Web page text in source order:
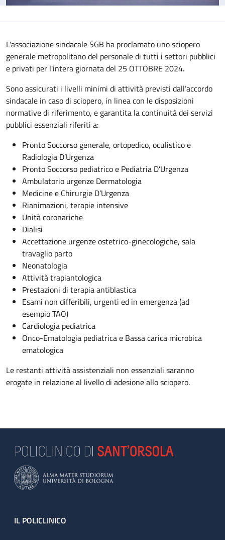
L'associazione sindacale SGB ha proclamato uno sciopero
generale metropolitano del personale di tutti i settori pubblici
e privati per l'intera giornata del 25 OTTOBRE 2024.
Sono assicurati i livelli minimi di attività previsti dall’accordo
sindacale in caso di sciopero, in linea con le disposizioni
normative di riferimento, e garantita la continuità dei servizi
pubblici essenziali riferiti a:
Pronto Soccorso generale, ortopedico, oculistico e
Radiologia D’Urgenza
Pronto Soccorso pediatrico e Pediatria D’Urgenza
Ambulatorio urgenze Dermatologia
Medicine e Chirurgie D’Urgenza
Rianimazioni, terapie intensive
Unità coronariche
Dialisi
Accettazione urgenze ostetrico-ginecologiche, sala
travaglio parto
Neonatologia
Attività trapiantologica
Prestazioni di terapia antiblastica
Esami non differibili, urgenti ed in emergenza (ad
esempio TAO)
Cardiologia pediatrica
Onco-Ematologia pediatrica e Bassa carica microbica
ematologica
Le restanti attività assistenziali non essenziali saranno
erogate in relazione al livello di adesione allo sciopero.
Footer
IL POLICLINICO